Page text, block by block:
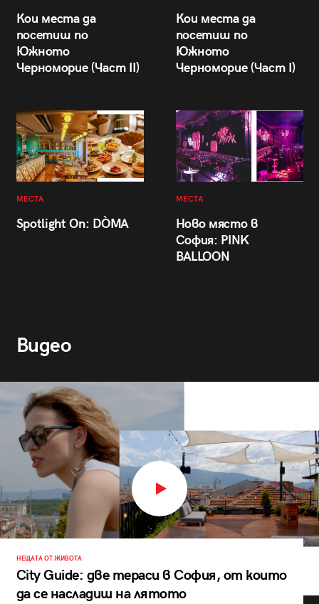
Кои места да
посетиш по
Южното
Черноморие (Част II)
Кои места да
посетиш по
Южното
Черноморие (Част I)
МЕСТА
Spotlight On: DÒMA
МЕСТА
Ново място в
София: PINK
BALLOON
Видео
НЕЩАТА ОТ ЖИВОТА
City Guide: две тераси в София, от които
да се насладиш на лятото